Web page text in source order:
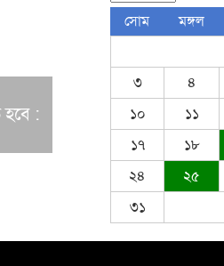
:
সোম মঙ্গল
৩
৪
১০
১১
১৭
১৮
২৪
২৫
৩১